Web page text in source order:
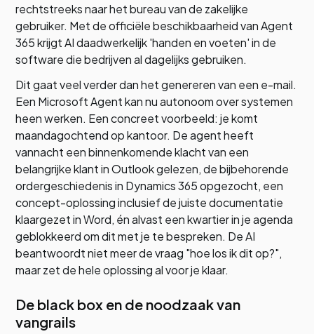
rechtstreeks naar het bureau van de zakelijke
gebruiker. Met de officiële beschikbaarheid van Agent
365 krijgt AI daadwerkelijk 'handen en voeten' in de
software die bedrijven al dagelijks gebruiken.
Dit gaat veel verder dan het genereren van een e-mail.
Een Microsoft Agent kan nu autonoom over systemen
heen werken. Een concreet voorbeeld: je komt
maandagochtend op kantoor. De agent heeft
vannacht een binnenkomende klacht van een
belangrijke klant in Outlook gelezen, de bijbehorende
ordergeschiedenis in Dynamics 365 opgezocht, een
concept-oplossing inclusief de juiste documentatie
klaargezet in Word, én alvast een kwartier in je agenda
geblokkeerd om dit met je te bespreken. De AI
beantwoordt niet meer de vraag "hoe los ik dit op?",
maar zet de hele oplossing al voor je klaar.
De black box en de noodzaak van
vangrails